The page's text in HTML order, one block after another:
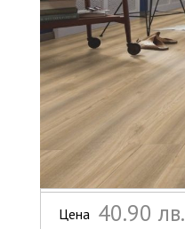
Цена 40.90 лв.